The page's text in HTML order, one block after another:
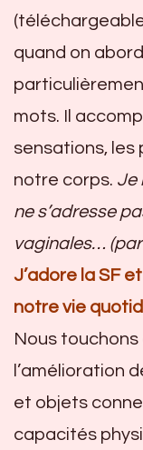
quand on
mots. Il
sensations,
notre corps. Je
ne s’adresse
vaginales…
J’adore la SF
notre vie
Nous
l’amélioration
et objets
capacités